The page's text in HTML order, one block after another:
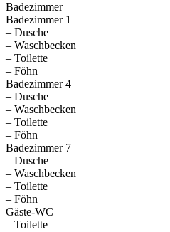
Badezimmer
Badezimmer 1
– Dusche
– Waschbecken
– Toilette
– Föhn
Badezimmer 4
– Dusche
– Waschbecken
– Toilette
– Föhn
Badezimmer 7
– Dusche
– Waschbecken
– Toilette
– Föhn
Gäste-WC
– Toilette